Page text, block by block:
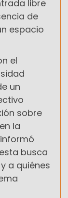
libre
de
espacio
el
un
sobre
la
busca
a quiénes